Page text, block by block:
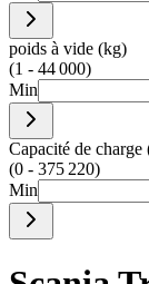
poids à vide (kg)
(1 - 44 000)
Min
Capacité de charge
(0 - 375 220)
Min